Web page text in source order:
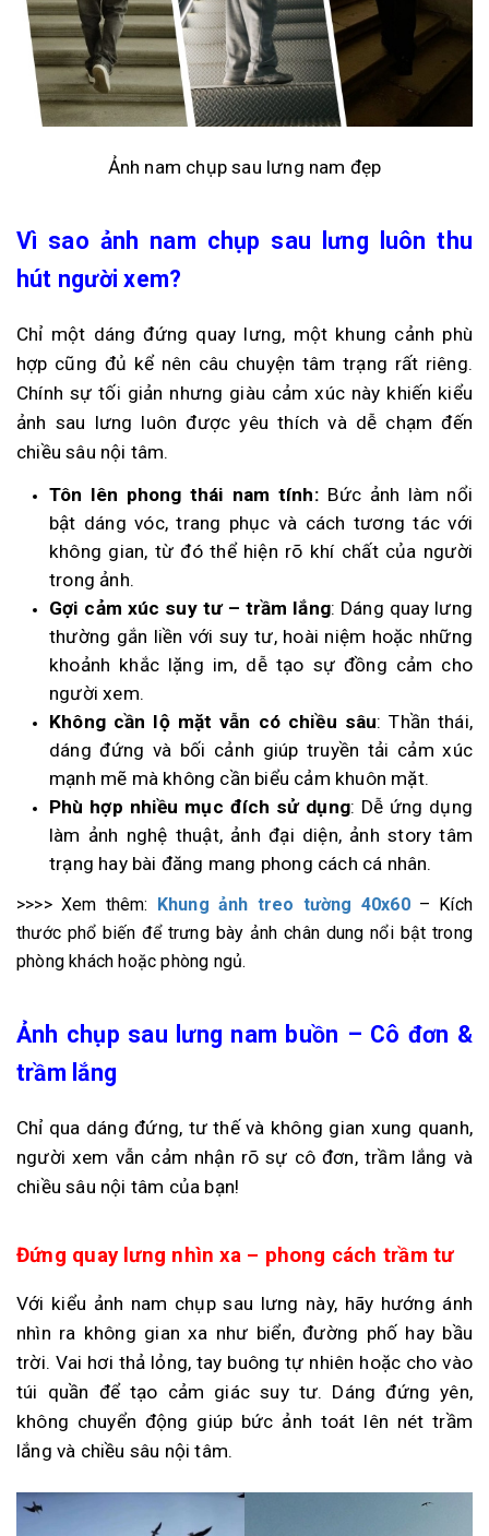
Ảnh nam chụp sau lưng nam đẹp
Vì sao ảnh nam chụp sau lưng luôn thu
hút người xem?
Chỉ một dáng đứng quay lưng, một khung cảnh phù
hợp cũng đủ kể nên câu chuyện tâm trạng rất riêng.
Chính sự tối giản nhưng giàu cảm xúc này khiến kiểu
ảnh sau lưng luôn được yêu thích và dễ chạm đến
chiều sâu nội tâm.
Tôn lên phong thái nam tính: Bức ảnh làm nổi
bật dáng vóc, trang phục và cách tương tác với
không gian, từ đó thể hiện rõ khí chất của người
trong ảnh.
Gợi cảm xúc suy tư – trầm lắng: Dáng quay lưng
thường gắn liền với suy tư, hoài niệm hoặc những
khoảnh khắc lặng im, dễ tạo sự đồng cảm cho
người xem.
Không cần lộ mặt vẫn có chiều sâu: Thần thái,
dáng đứng và bối cảnh giúp truyền tải cảm xúc
mạnh mẽ mà không cần biểu cảm khuôn mặt.
Phù hợp nhiều mục đích sử dụng: Dễ ứng dụng
làm ảnh nghệ thuật, ảnh đại diện, ảnh story tâm
trạng hay bài đăng mang phong cách cá nhân.
>>>> Xem thêm: Khung ảnh treo tường 40x60– Kích
thước phổ biến để trưng bày ảnh chân dung nổi bật trong
phòng khách hoặc phòng ngủ.
Ảnh chụp sau lưng nam buồn – Cô đơn &
trầm lắng
Chỉ qua dáng đứng, tư thế và không gian xung quanh,
người xem vẫn cảm nhận rõ sự cô đơn, trầm lắng và
chiều sâu nội tâm của bạn!
Đứng quay lưng nhìn xa – phong cách trầm tư
Với kiểu ảnh nam chụp sau lưng này, hãy hướng ánh
nhìn ra không gian xa như biển, đường phố hay bầu
trời. Vai hơi thả lỏng, tay buông tự nhiên hoặc cho vào
túi quần để tạo cảm giác suy tư. Dáng đứng yên,
không chuyển động giúp bức ảnh toát lên nét trầm
lắng và chiều sâu nội tâm.